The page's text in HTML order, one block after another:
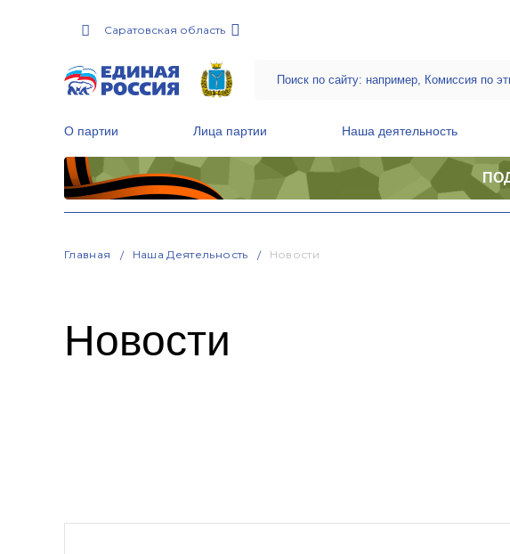
Саратовская область
О партии Лица партии Наша деятельность
Главная Наша Деятельность Новости
Новости